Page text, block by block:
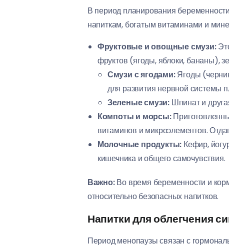
В период планирования
напиткам, богатым витаминами и
Фруктовые и овощные смузи:
фруктов (ягоды, яблоки, бананы),
Смузи с ягодами:Ягоды
для развития нервной системы
Зеленые смузи:Шпинат и
Компоты и морсы:
витаминов и микроэлементов.
Молочные продукты: Кефир,
кишечника и общего самочувствия.
Важно:Во время беременности и
относительно безопасных напитков.
Напитки для облегчения
Период менопаузы связан с